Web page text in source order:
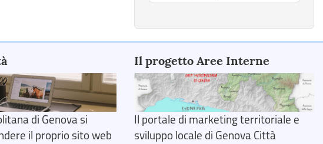
di Genova si
il proprio sito web
Il progetto Aree Interne
Il portale di marketing territoriale e
sviluppo locale di Genova Città